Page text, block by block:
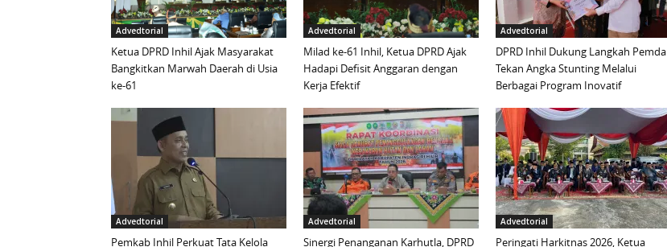
Advedtorial
Ketua DPRD Inhil Ajak Masyarakat
Bangkitkan Marwah Daerah di Usia
ke-61
Advedtorial
Milad ke-61 Inhil, Ketua DPRD Ajak
Hadapi Defisit Anggaran dengan
Kerja Efektif
Advedtorial
DPRD Inhil Dukung Langkah Pemda
Tekan Angka Stunting Melalui
Berbagai Program Inovatif
Advedtorial
Pemkab Inhil Perkuat Tata Kelola
Advedtorial
Sinergi Penanganan Karhutla, DPRD
Advedtorial
Peringati Harkitnas 2026, Ketua